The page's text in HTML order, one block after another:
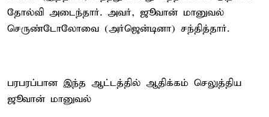
தோல்வி அடைந்தார். அவர், ஜூவான் மானுவல்
செருண்டோலோவை (அர்ஜென்டினா) சந்தித்தார்.
பரபரப்பான இந்த ஆட்டத்தில் ஆதிக்கம் செலுத்திய
ஜூவான் மானுவல்